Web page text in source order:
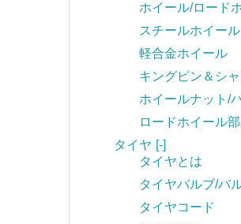
ホイール/ロード
スチールホイール
軽合金ホイール
キングピン＆シ
ホイールナット/
ロードホイール
タイヤ [-]
タイヤとは
タイヤバルブ/バ
タイヤコード